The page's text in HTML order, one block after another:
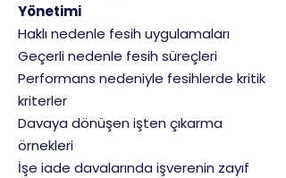
Yönetimi
Haklı nedenle fesih uygulamaları
Geçerli nedenle fesih süreçleri
Performans nedeniyle fesihlerde kritik
kriterler
Davaya dönüşen işten çıkarma
örnekleri
İşe iade davalarında işverenin zayıf